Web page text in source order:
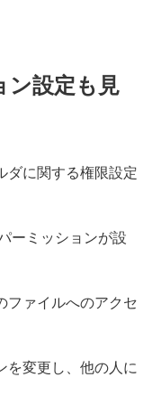
ン設定も見
ダに関する権限設定
ーミッションが設
ファイルへのアクセ
を変更し、他の人に